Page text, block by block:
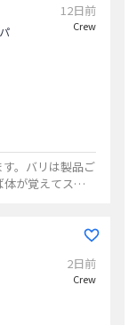
12日前
Crew
。バリは製品ご
体が覚えてスム
2日前
Crew